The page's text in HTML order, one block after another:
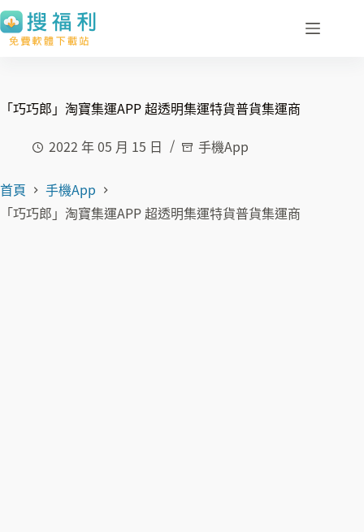
跳
至
內
「巧巧郎」淘寶集運APP 超透明集運特貨普貨集運商
2022 年 05 月 15 日
手機App
首頁
手機App
「巧巧郎」淘寶集運APP 超透明集運特貨普貨集運商